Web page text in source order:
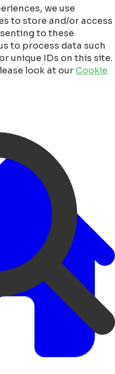
we use
to store and/or access
to these
to process data such
unique IDs on this site.
look at our Cookie